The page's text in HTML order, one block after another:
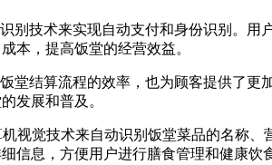
别技术来实现自动支付和身份识别。用
本，提高饭堂的经营效益。
堂结算流程的效率，也为顾客提供了更
发展和普及。
视觉技术来自动识别饭堂菜品的名称、
信息，方便用户进行膳食管理和健康饮